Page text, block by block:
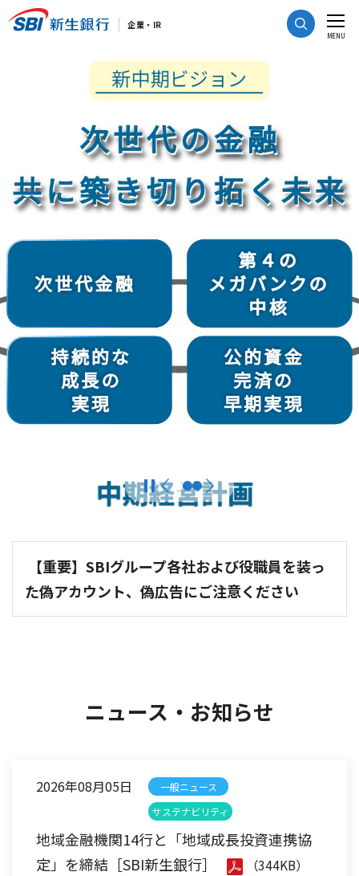
CLOSE
MENU
【重要】SBIグループ各社および役職員を装っ
た偽アカウント、偽広告にご注意ください
ニュース・お知らせ
2026年08月05日
一般ニュース
サステナビリティ
地域金融機関14行と「地域成長投資連携協
定」を締結［SBI新生銀行］
（344KB）
企業・IR